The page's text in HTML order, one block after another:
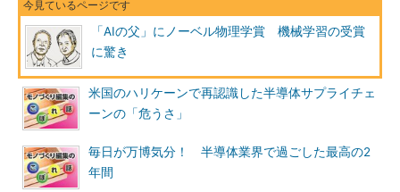
「AIの父」にノーベル物理学賞 機械学習の受賞
に驚き
米国のハリケーンで再認識した半導体サプライチェ
ーンの「危うさ」
毎日が万博気分！ 半導体業界で過ごした最高の2
年間